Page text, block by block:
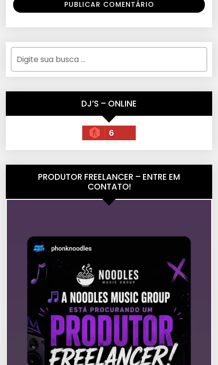
DJ’S – ONLINE
6
PRODUTOR FREELANCER – ENTRE EM
CONTATO!